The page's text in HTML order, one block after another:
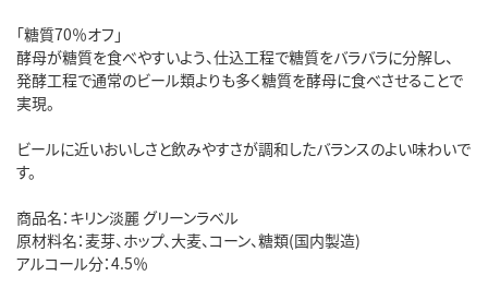
「糖質70％オフ」
酵母が糖質を食べやすいよう、仕込工程で糖質をバラバラに分解し、
発酵工程で通常のビール類よりも多く糖質を酵母に食べさせることで
実現。
ビールに近いおいしさと飲みやすさが調和したバランスのよい味わいで
す。
商品名：キリン淡麗 グリーンラベル
原材料名：麦芽、ホップ、大麦、コーン、糖類(国内製造)
アルコール分：4.5％